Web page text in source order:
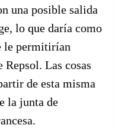
una posible salida
lo que daría como
le permitirían
Repsol. Las cosas
de esta misma
la junta de